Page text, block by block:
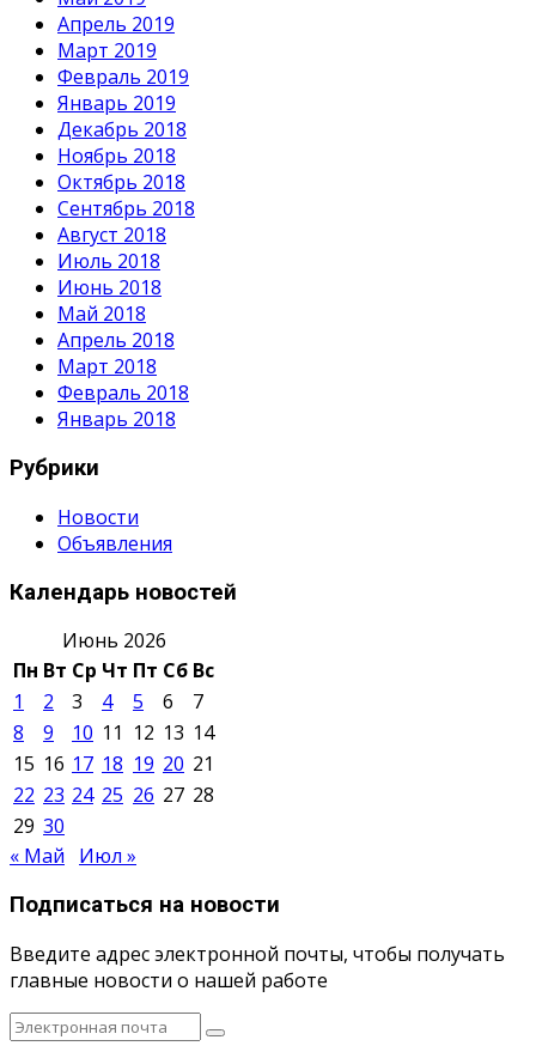
Апрель 2019
Март 2019
Февраль 2019
Январь 2019
Декабрь 2018
Ноябрь 2018
Октябрь 2018
Сентябрь 2018
Август 2018
Июль 2018
Июнь 2018
Май 2018
Апрель 2018
Март 2018
Февраль 2018
Январь 2018
Рубрики
Новости
Объявления
Календарь новостей
Июнь 2026
Пн Вт Ср Чт Пт Сб Вс
1
2 3 4 5 6
7
8
9 10 11 12 13 14
15 16 17 18 19 20 21
22 23 24 25 26 27 28
29 30
« Май
Июл »
Подписаться на новости
Введите адрес электронной почты, чтобы получать
главные новости о нашей работе